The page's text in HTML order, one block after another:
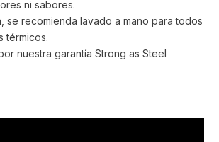
ni sabores.
se recomienda lavado a mano para todos
térmicos.
nuestra garantía Strong as Steel